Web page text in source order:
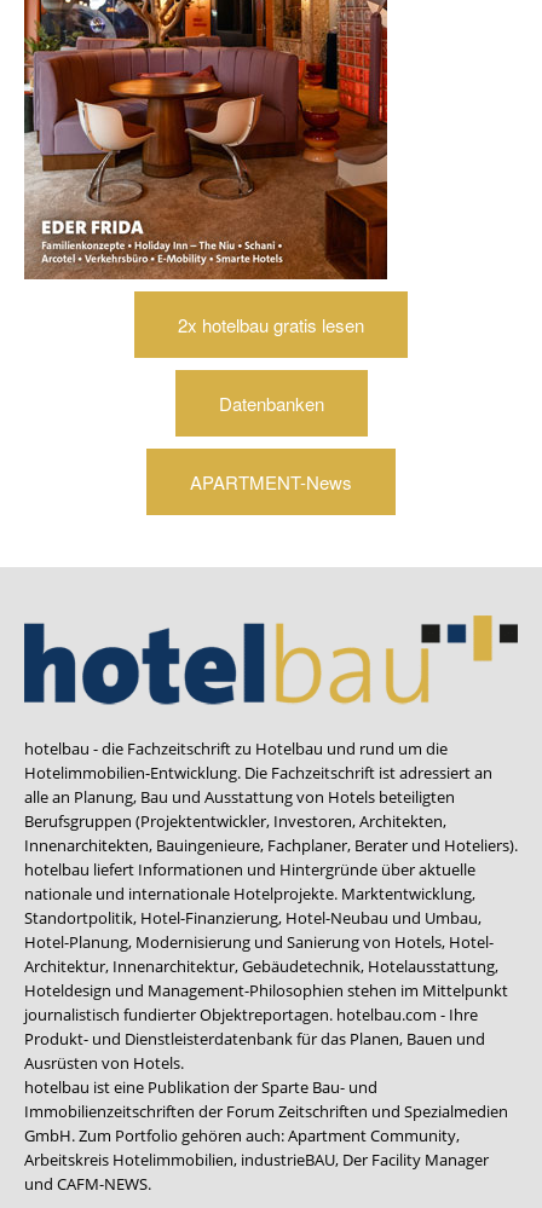
2x hotelbau gratis lesen
Datenbanken
APARTMENT-News
hotelbau - die Fachzeitschrift zu Hotelbau und rund um die
Hotelimmobilien-Entwicklung. Die Fachzeitschrift ist adressiert an
alle an Planung, Bau und Ausstattung von Hotels beteiligten
Berufsgruppen (Projektentwickler, Investoren, Architekten,
Innenarchitekten, Bauingenieure, Fachplaner, Berater und Hoteliers).
hotelbau liefert Informationen und Hintergründe über aktuelle
nationale und internationale Hotelprojekte. Marktentwicklung,
Standortpolitik, Hotel-Finanzierung, Hotel-Neubau und Umbau,
Hotel-Planung, Modernisierung und Sanierung von Hotels, Hotel-
Architektur, Innenarchitektur, Gebäudetechnik, Hotelausstattung,
Hoteldesign und Management-Philosophien stehen im Mittelpunkt
journalistisch fundierter Objektreportagen. hotelbau.com - Ihre
Produkt- und Dienstleisterdatenbank für das Planen, Bauen und
Ausrüsten von Hotels.
hotelbau ist eine Publikation der Sparte Bau- und
Immobilienzeitschriften der Forum Zeitschriften und Spezialmedien
GmbH. Zum Portfolio gehören auch:Apartment Community,
Arbeitskreis Hotelimmobilien, industrieBAU, Der Facility Manager
und CAFM-NEWS.